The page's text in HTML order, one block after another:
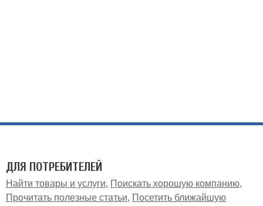
ДЛЯ ПОТРЕБИТЕЛЕЙ
Найти товары и услуги
Поискать хорошую компанию
Прочитать полезные статьи
Посетить ближайшую